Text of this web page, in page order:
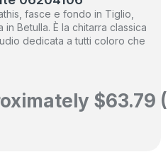
fasce e fondo in Tiglio,
Betulla. È la chitarra classica
dedicata a tutti coloro che
$63.79